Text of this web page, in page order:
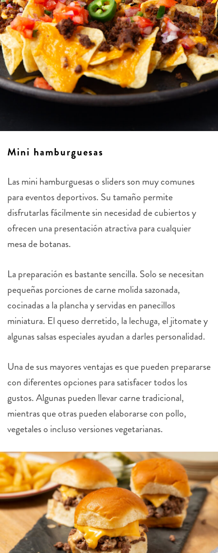
Mini hamburguesas
Las mini hamburguesas o sliders son muy comunes
para eventos deportivos. Su tamaño permite
disfrutarlas fácilmente sin necesidad de cubiertos y
ofrecen una presentación atractiva para cualquier
mesa de botanas.
La preparación es bastante sencilla. Solo se necesitan
pequeñas porciones de carne molida sazonada,
cocinadas a la plancha y servidas en panecillos
miniatura. El queso derretido, la lechuga, el jitomate y
algunas salsas especiales ayudan a darles personalidad.
Una de sus mayores ventajas es que pueden prepararse
con diferentes opciones para satisfacer todos los
gustos. Algunas pueden llevar carne tradicional,
mientras que otras pueden elaborarse con pollo,
vegetales o incluso versiones vegetarianas.